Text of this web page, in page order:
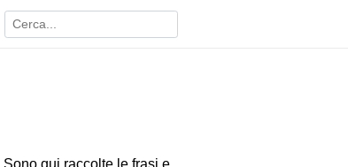
qui raccolte le frasi e